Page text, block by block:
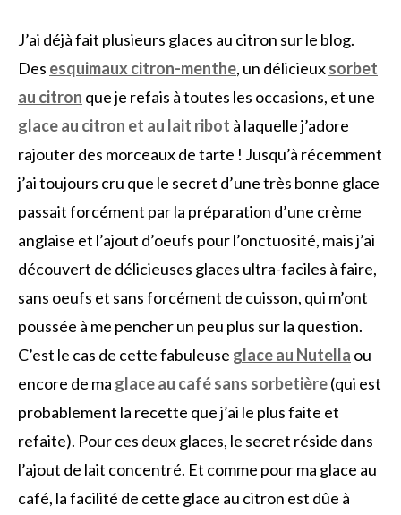
J’ai déjà fait plusieurs glaces au citron sur le blog.
Des esquimaux citron-menthe, un délicieuxsorbet
au citron que je refais à toutes les occasions, et une
glace au citron et au lait ribot à laquelle j’adore
rajouter des morceaux de tarte ! Jusqu’à récemment
j’ai toujours cru que le secret d’une très bonne glace
passait forcément par la préparation d’une crème
anglaise et l’ajout d’oeufs pour l’onctuosité, mais j’ai
découvert de délicieuses glaces ultra-faciles à faire,
sans oeufs et sans forcément de cuisson, qui m’ont
poussée à me pencher un peu plus sur la question.
C’est le cas de cette fabuleuse glace au Nutella ou
encore de ma glace au café sans sorbetière(qui est
probablement la recette que j’ai le plus faite et
refaite). Pour ces deux glaces, le secret réside dans
l’ajout de lait concentré. Et comme pour ma glace au
café, la facilité de cette glace au citron est dûe à